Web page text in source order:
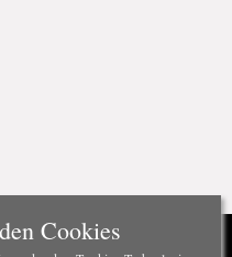
Cookies